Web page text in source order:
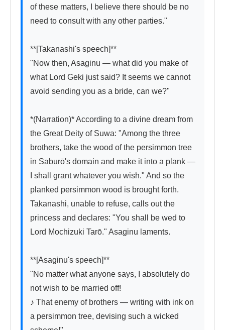
of these matters, I believe there should be no
need to consult with any other parties."
**[Takanashi's speech]**
"Now then, Asaginu — what did you make of
what Lord Geki just said? It seems we cannot
avoid sending you as a bride, can we?"
*(Narration)* According to a divine dream from
the Great Deity of Suwa: "Among the three
brothers, take the wood of the persimmon tree
in Saburō's domain and make it into a plank —
I shall grant whatever you wish." And so the
planked persimmon wood is brought forth.
Takanashi, unable to refuse, calls out the
princess and declares: "You shall be wed to
Lord Mochizuki Tarō." Asaginu laments.
**[Asaginu's speech]**
"No matter what anyone says, I absolutely do
not wish to be married off!
♪ That enemy of brothers — writing with ink on
a persimmon tree, devising such a wicked